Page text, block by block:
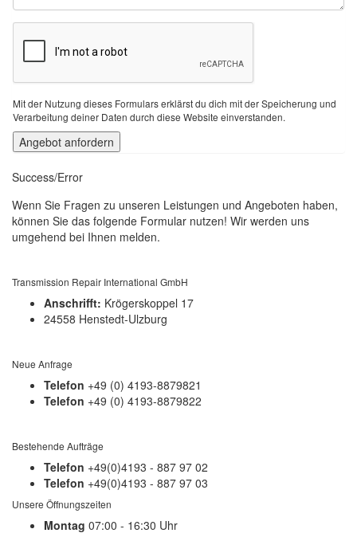
Mit der Nutzung dieses Formulars erklärst du dich mit der Speicherung und
Verarbeitung deiner Daten durch diese Website einverstanden.
Success/Error
Wenn Sie Fragen zu unseren Leistungen und Angeboten haben,
können Sie das folgende Formular nutzen! Wir werden uns
umgehend bei Ihnen melden.
Transmission Repair International GmbH
Anschrifft: Krögerskoppel 17
24558 Henstedt-Ulzburg
Neue Anfrage
Telefon +49 (0) 4193-8879821
Telefon +49 (0) 4193-8879822
Bestehende Aufträge
Telefon +49(0)4193 - 887 97 02
Telefon +49(0)4193 - 887 97 03
Unsere Öffnungszeiten
Montag 07:00 - 16:30 Uhr